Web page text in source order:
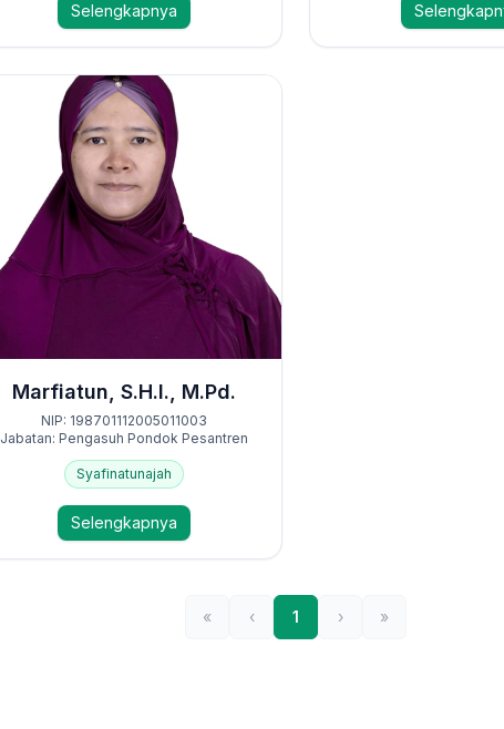
Selengkapnya
Marfiatun, S.H.I., M.Pd.
NIP: 198701112005011003
Jabatan: Pengasuh Pondok Pesantren
Syafinatunajah
Selengkapnya
« ‹ 1 › »